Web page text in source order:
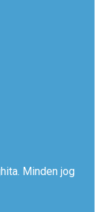
Minden jog